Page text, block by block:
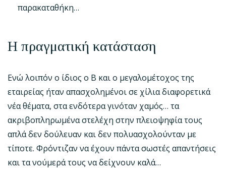
παρακαταθήκη…
Η πραγματική κατάσταση
Ενώ λοιπόν ο ίδιος ο Β και ο μεγαλομέτοχος της
εταιρείας ήταν απασχολημένοι σε χίλια διαφορετικά
νέα θέματα, στα ενδότερα γινόταν χαμός… τα
ακριβοπληρωμένα στελέχη στην πλειοψηφία τους
απλά δεν δούλευαν και δεν πολυασχολούνταν με
τίποτε. Φρόντιζαν να έχουν πάντα σωστές απαντήσεις
και τα νούμερά τους να δείχνουν καλά…